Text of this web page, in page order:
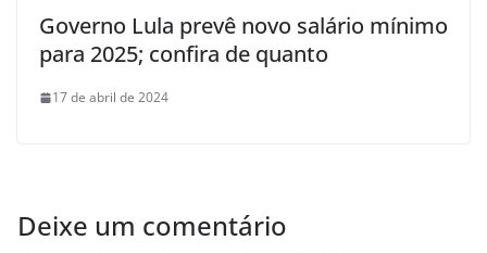
Governo Lula prevê novo salário mínimo
para 2025; confira de quanto
17 de abril de 2024
Deixe um comentário